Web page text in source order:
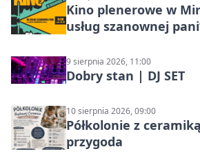
Kino plenerowe w
usług szanownej
9 sierpnia 2026, 11:00
Dobry stan | DJ SET
10 sierpnia 2026, 09:00
Półkolonie z
przygoda